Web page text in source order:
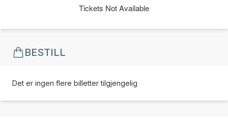
Tickets Not Available
BESTILL
Det er ingen flere billetter tilgjengelig